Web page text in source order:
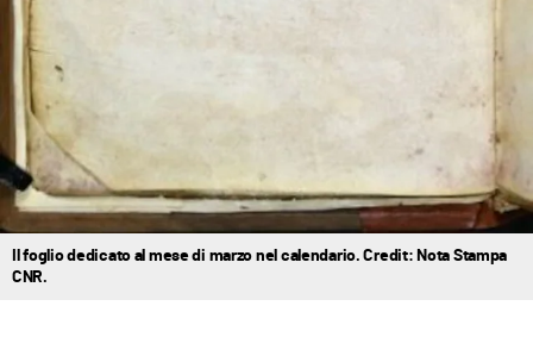
Il foglio dedicato al mese di marzo nel calendario. Credit: Nota Stampa
CNR.